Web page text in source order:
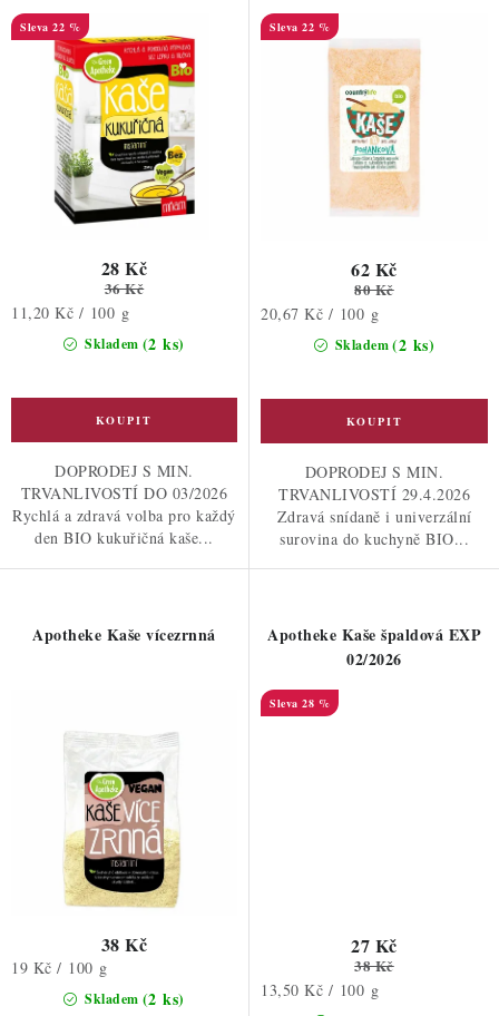
d
u
o
d
22 %
Skladem (2 ks)
28 Kč
36 Kč
Měrná
11,20 Kč / 100 g
DOPRODEJ S MIN.
TRVANLIVOSTÍ DO 03/2026
Rychlá a zdravá volba pro každý
den BIO kukuřičná kaše...
22 %
Skladem(2 ks)
62 Kč
80 Kč
Měrná
20,67 Kč / 100 g
DOPRODEJ S MIN.
TRVANLIVOSTÍ 29.4.2026
Zdravá snídaně i univerzální
surovina do kuchyně BIO...
Apotheke Kaše vícezrnná
Skladem (2 ks)
38 Kč
Měrná
19 Kč / 100 g
Apotheke Kaše špaldová EXP
02/2026
28 %
27 Kč
38 Kč
Měrná
13,50 Kč / 100 g